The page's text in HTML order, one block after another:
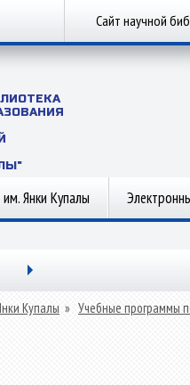
Сайт научной
Янки Купалы
Купалы » Учебные программы